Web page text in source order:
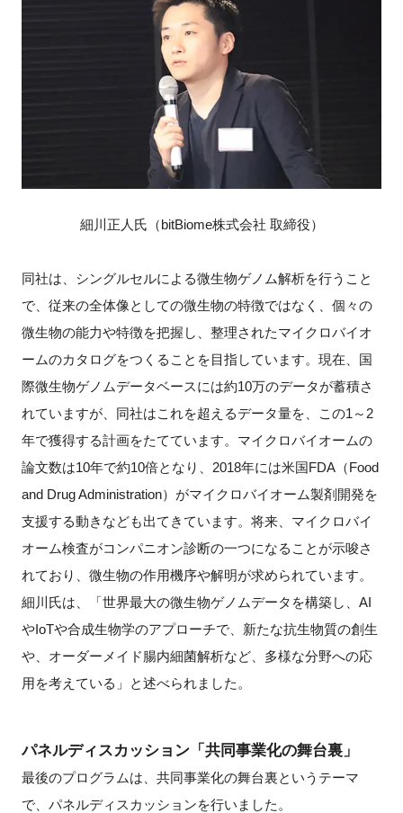
細川正人氏（bitBiome株式会社 取締役）
同社は、シングルセルによる微生物ゲノム解析を行うこと
で、従来の全体像としての微生物の特徴ではなく、個々の
微生物の能力や特徴を把握し、整理されたマイクロバイオ
ームのカタログをつくることを目指しています。現在、国
際微生物ゲノムデータベースには約10万のデータが蓄積さ
れていますが、同社はこれを超えるデータ量を、この1～2
年で獲得する計画をたてています。マイクロバイオームの
論文数は10年で約10倍となり、2018年には米国FDA（Food
and Drug Administration）がマイクロバイオーム製剤開発を
支援する動きなども出てきています。将来、マイクロバイ
オーム検査がコンパニオン診断の一つになることが示唆さ
れており、微生物の作用機序や解明が求められています。
細川氏は、「世界最大の微生物ゲノムデータを構築し、AI
やIoTや合成生物学のアプローチで、新たな抗生物質の創生
や、オーダーメイド腸内細菌解析など、多様な分野への応
用を考えている」と述べられました。
パネルディスカッション「共同事業化の舞台裏」
最後のプログラムは、共同事業化の舞台裏というテーマ
で、パネルディスカッションを行いました。